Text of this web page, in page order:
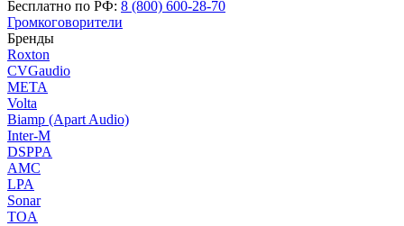
Бесплатно по РФ: 8 (800) 600-28-70
Громкоговорители
Бренды
Roxton
CVGaudio
МЕТА
Volta
Biamp (Apart Audio)
Inter-M
DSPPA
AMC
LPA
Sonar
TOA